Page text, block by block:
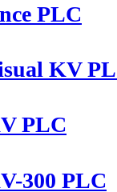
PLC
KV
PLC
300 PLC